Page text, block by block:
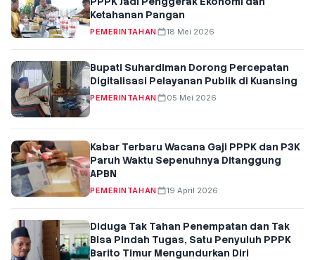
Ketahanan Pangan
PEMERINTAHAN 18 Mei 2026
Bupati Suhardiman Dorong Percepatan
Digitalisasi Pelayanan Publik di Kuansing
PEMERINTAHAN 05 Mei 2026
Kabar Terbaru Wacana Gaji PPPK dan P3K
Paruh Waktu Sepenuhnya Ditanggung
APBN
PEMERINTAHAN 19 April 2026
Diduga Tak Tahan Penempatan dan Tak
Bisa Pindah Tugas, Satu Penyuluh PPPK
Barito Timur Mengundurkan Diri